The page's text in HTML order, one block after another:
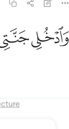
وادخلي جنتي ٣٠
وَٱدْخُلِى جَنَّتِى ٣٠
ﱪ